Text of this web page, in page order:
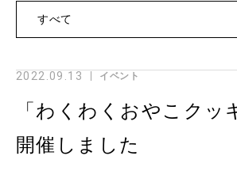
2022.09.13 イベント
「わくわくおやこクッ
開催しました
すべて